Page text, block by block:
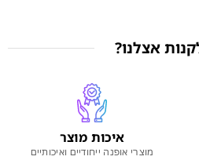
אצלנו?
איכות מוצר
מוצרי אופנה ייחודיים ואיכותיים